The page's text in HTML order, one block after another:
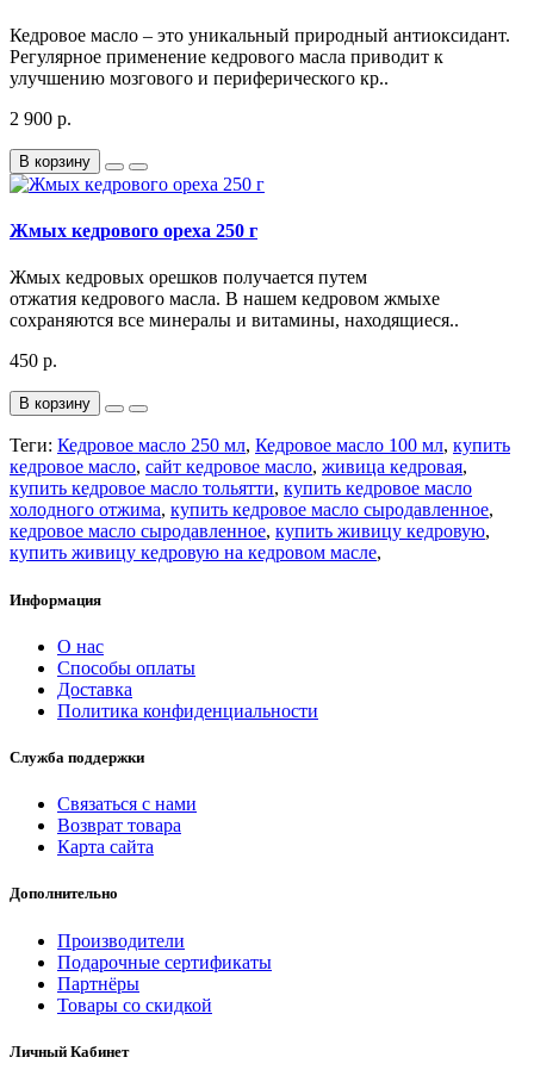
Кедровое масло – это уникальный природный антиоксидант.
Регулярное применение кедрового масла приводит к
улучшению мозгового и периферического кр..
2 900 р.
В корзину
Жмых кедрового ореха 250 г
Жмых кедровых орешков получается путем
отжатия кедрового масла. В нашем кедровом жмыхе
сохраняются все минералы и витамины, находящиеся..
450 р.
В корзину
Теги: Кедровое масло 250 мл, Кедровое масло 100 мл, купить
кедровое масло, сайт кедровое масло, живица кедровая,
купить кедровое масло тольятти, купить кедровое масло
холодного отжима, купить кедровое масло сыродавленное,
кедровое масло сыродавленное, купить живицу кедровую,
купить живицу кедровую на кедровом масле,
Информация
О нас
Способы оплаты
Доставка
Политика конфиденциальности
Служба поддержки
Связаться с нами
Возврат товара
Карта сайта
Дополнительно
Производители
Подарочные сертификаты
Партнёры
Товары со скидкой
Личный Кабинет